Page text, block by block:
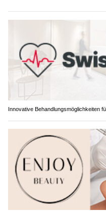
Innovative Behandlungsmöglichkeiten